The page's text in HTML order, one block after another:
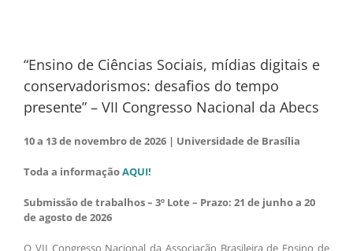
“Ensino de Ciências Sociais, mídias digitais e
conservadorismos: desafios do tempo
presente” – VII Congresso Nacional da Abecs
10 a 13 de novembro de 2026 | Universidade de Brasília
Toda a informaçãoAQUI!
Submissão de trabalhos – 3º Lote – Prazo: 21 de junho a 20
de agosto de 2026
O VII Congresso Nacional da Associação Brasileira de Ensino de